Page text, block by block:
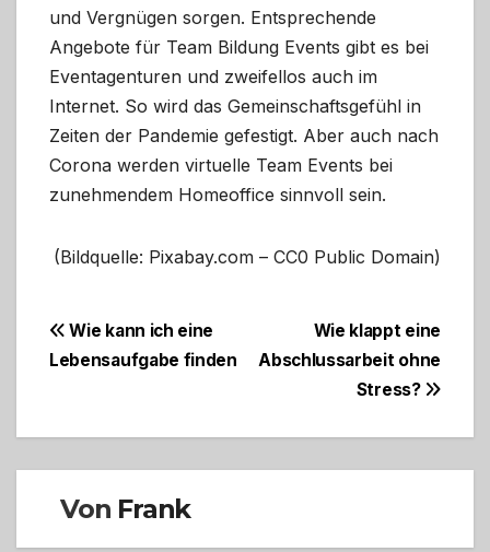
und Vergnügen sorgen. Entsprechende
Angebote für Team Bildung Events gibt es bei
Eventagenturen und zweifellos auch im
Internet. So wird das Gemeinschaftsgefühl in
Zeiten der Pandemie gefestigt. Aber auch nach
Corona werden virtuelle Team Events bei
zunehmendem Homeoffice sinnvoll sein.
(Bildquelle: Pixabay.com – CC0 Public Domain)
BeitragsnavigationWie klappt eine
Abschlussarbeit ohne
Stress?
Wie kann ich eine
Lebensaufgabe finden
Von Frank